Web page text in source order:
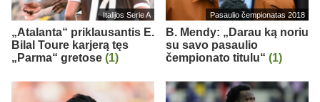
Italijos Serie A
„Atalanta“ priklausantis E.
Bilal Toure karjerą tęs
„Parma“ gretose (1)
Pasaulio čempionatas 2018
B. Mendy: „Darau ką noriu
su savo pasaulio
čempionato titulu“ (1)